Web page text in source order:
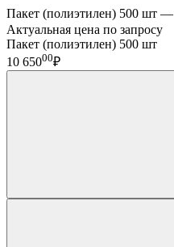
Пакет (полиэтилен) 500 шт —
Актуальная цена по запросу
Пакет (полиэтилен) 500 шт
10 65000₽